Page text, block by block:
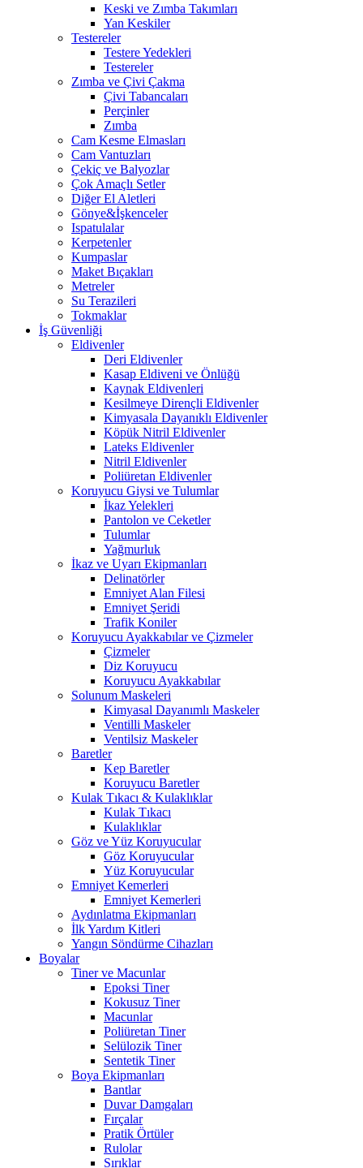
Keski ve Zımba Takımları
Yan Keskiler
Testereler
Testere Yedekleri
Testereler
Zımba ve Çivi Çakma
Çivi Tabancaları
Perçinler
Zımba
Cam Kesme Elmasları
Cam Vantuzları
Çekiç ve Balyozlar
Çok Amaçlı Setler
Diğer El Aletleri
Gönye&İşkenceler
Ispatulalar
Kerpetenler
Kumpaslar
Maket Bıçakları
Metreler
Su Terazileri
Tokmaklar
İş Güvenliği
Eldivenler
Deri Eldivenler
Kasap Eldiveni ve Önlüğü
Kaynak Eldivenleri
Kesilmeye Dirençli Eldivenler
Kimyasala Dayanıklı Eldivenler
Köpük Nitril Eldivenler
Lateks Eldivenler
Nitril Eldivenler
Poliüretan Eldivenler
Koruyucu Giysi ve Tulumlar
İkaz Yelekleri
Pantolon ve Ceketler
Tulumlar
Yağmurluk
İkaz ve Uyarı Ekipmanları
Delinatörler
Emniyet Alan Filesi
Emniyet Şeridi
Trafik Koniler
Koruyucu Ayakkabılar ve Çizmeler
Çizmeler
Diz Koruyucu
Koruyucu Ayakkabılar
Solunum Maskeleri
Kimyasal Dayanımlı Maskeler
Ventilli Maskeler
Ventilsiz Maskeler
Baretler
Kep Baretler
Koruyucu Baretler
Kulak Tıkacı & Kulaklıklar
Kulak Tıkacı
Kulaklıklar
Göz ve Yüz Koruyucular
Göz Koruyucular
Yüz Koruyucular
Emniyet Kemerleri
Emniyet Kemerleri
Aydınlatma Ekipmanları
İlk Yardım Kitleri
Yangın Söndürme Cihazları
Boyalar
Tiner ve Macunlar
Epoksi Tiner
Kokusuz Tiner
Macunlar
Poliüretan Tiner
Selülozik Tiner
Sentetik Tiner
Boya Ekipmanları
Bantlar
Duvar Damgaları
Fırçalar
Pratik Örtüler
Rulolar
Sırıklar